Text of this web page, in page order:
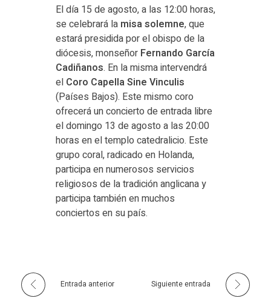
El día 15 de agosto, a las 12:00 horas,
se celebrará la misa solemne, que
estará presidida por el obispo de la
diócesis, monseñor Fernando García
Cadiñanos. En la misma intervendrá
el Coro Capella Sine Vinculis
(Países Bajos). Este mismo coro
ofrecerá un concierto de entrada libre
el domingo 13 de agosto a las 20:00
horas en el templo catedralicio. Este
grupo coral, radicado en Holanda,
participa en numerosos servicios
religiosos de la tradición anglicana y
participa también en muchos
conciertos en su país.
Entrada anterior Siguiente entrada